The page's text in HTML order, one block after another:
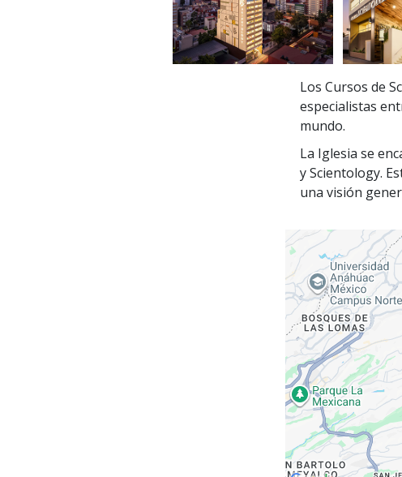
Los Cursos de
especialistas
mundo.
La Iglesia se
y Scientology.
una visión